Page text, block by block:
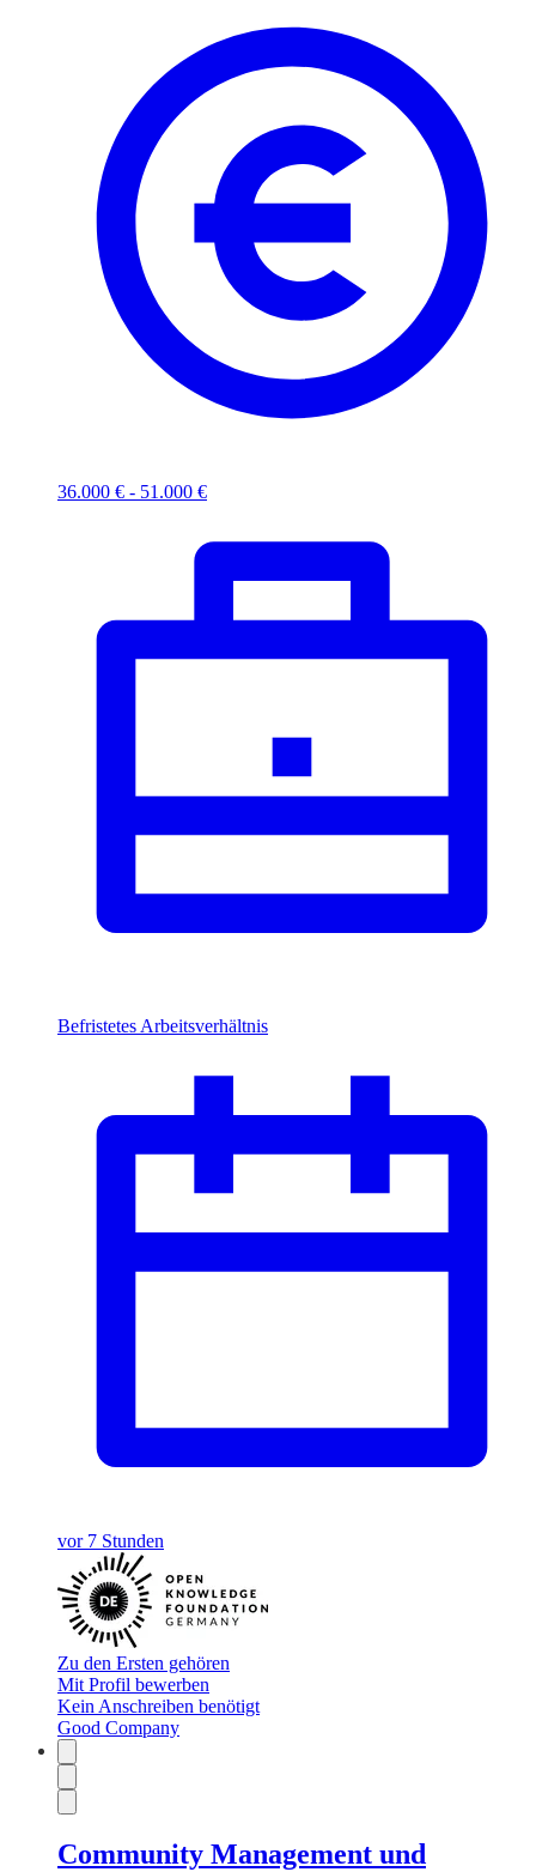
36.000 € - 51.000 €
Befristetes Arbeitsverhältnis
vor 7 Stunden
Zu den Ersten gehören
Mit Profil bewerben
Kein Anschreiben benötigt
Good Company
Community Management und